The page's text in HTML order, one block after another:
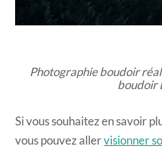
Photographie boudoir
boudoir
Si vous souhaitez en savoir
vous pouvez allervisionner